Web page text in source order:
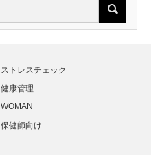
ストレスチェック
健康管理
WOMAN
保健師向け